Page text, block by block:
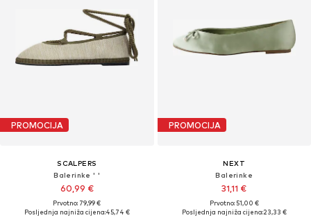
PROMOCIJA
SCALPERS
Balerinke ' '
60,99 €
Prvotno: 79,99 €
Posljednja najniža cijena:45,74 €
PROMOCIJA
NEXT
Balerinke
31,11 €
Prvotno: 51,00 €
Posljednja najniža cijena:23,33 €